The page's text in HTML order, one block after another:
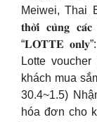
Meiwei, Thai
𝐭𝐡𝐨̛̀𝐢 𝐜𝐮̀𝐧𝐠
“𝐋𝐎𝐓𝐓𝐄
Lotte
khách mua
30.4~1.5)
hóa đơn cho